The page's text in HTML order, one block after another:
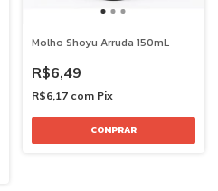
Molho Shoyu Arruda 150mL
R$6,49
R$6,17 com Pix